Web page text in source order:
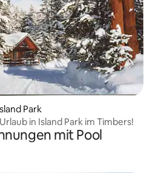
Park
in Island Park im Timbers!
mit Pool